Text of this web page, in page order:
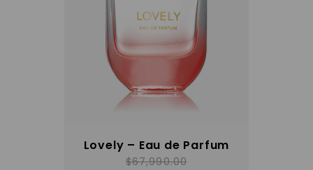
Lovely – Eau de Parfum
$67,990.00